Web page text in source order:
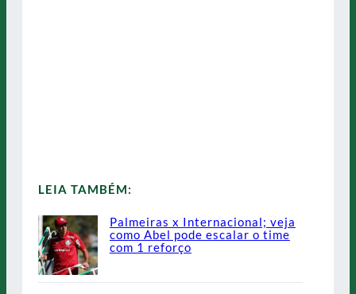
LEIA TAMBÉM:
Palmeiras x Internacional; veja
como Abel pode escalar o time
com 1 reforço